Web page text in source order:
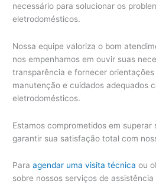
necessário para solucionar os
eletrodomésticos.
Nossa equipe valoriza o bom
nos empenhamos em ouvir suas
transparência e fornecer orientações
manutenção e cuidados adequados
eletrodomésticos.
Estamos comprometidos em superar
garantir sua satisfação total com
Paraagendar uma visita técnica ou
sobre nossos serviços de